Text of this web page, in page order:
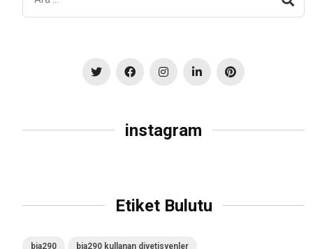
instagram
Etiket Bulutu
bia290 bia290 kullanan diyetisyenler